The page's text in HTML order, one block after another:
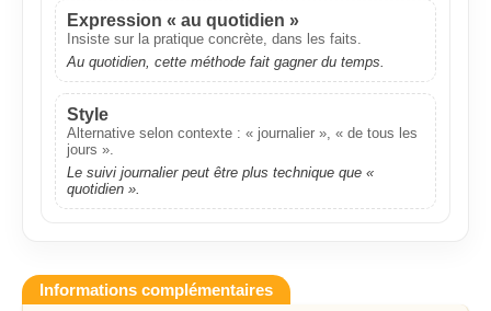
Expression « au quotidien »
Insiste sur la pratique concrète, dans les faits.
Au quotidien, cette méthode fait gagner du temps.
Style
Alternative selon contexte : « journalier », « de tous les
jours ».
Le suivi journalier peut être plus technique que «
quotidien ».
Informations complémentaires